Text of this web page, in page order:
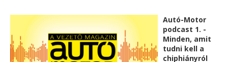
Autó-Motor
podcast 1. -
Minden, amit
tudni kell a
chiphiányról